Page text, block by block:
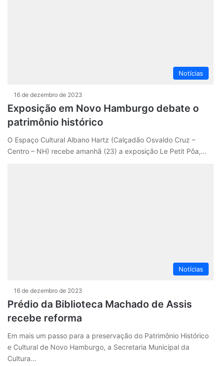
Notícias
16 de dezembro de 2023
Exposição em Novo Hamburgo debate o
patrimônio histórico
O Espaço Cultural Albano Hartz (Calçadão Osvaldo Cruz –
Centro – NH) recebe amanhã (23) a exposição Le Petit Pôa,…
Notícias
16 de dezembro de 2023
Prédio da Biblioteca Machado de Assis
recebe reforma
Em mais um passo para a preservação do Patrimônio Histórico
e Cultural de Novo Hamburgo, a Secretaria Municipal da
Cultura…